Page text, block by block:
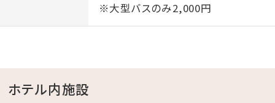
※大型バスのみ2,000円
ホテル内施設